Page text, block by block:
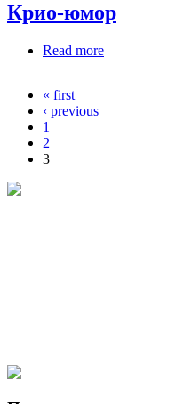
Крио-юмор
Read more
Pages« first
‹ previous
1
2
3